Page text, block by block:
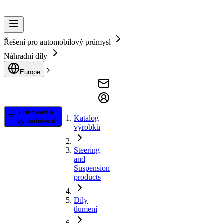
Řešení pro automobilový průmysl
Náhradní díly
Europe
Filtrování a
vyhledávání
Katalog
výrobků
Steering
and
Suspension
products
Díly
tlumení